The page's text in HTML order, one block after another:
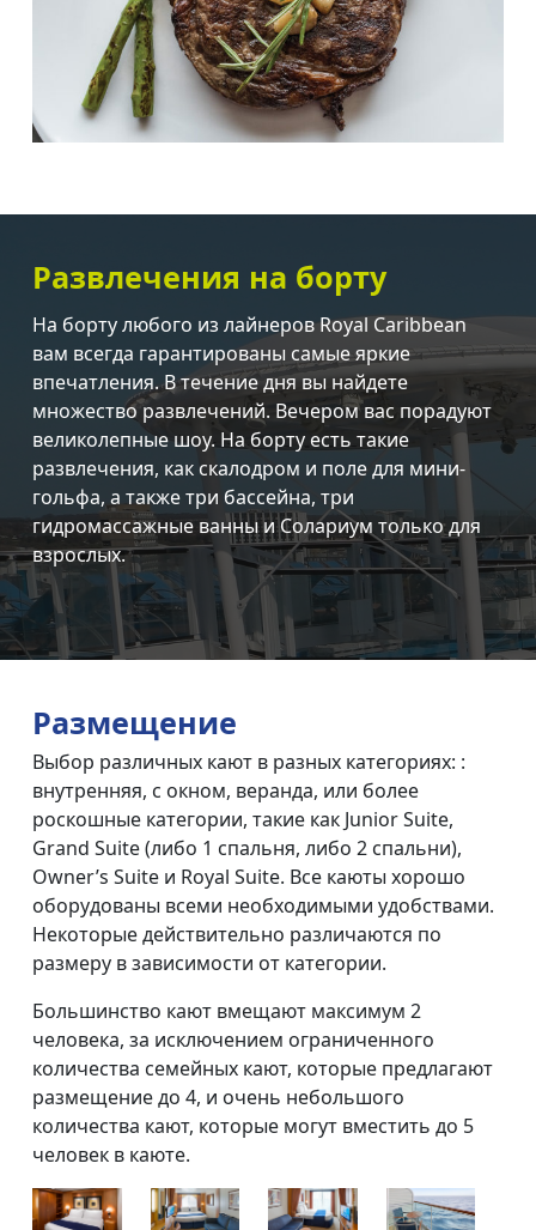
Развлечения на борту
На борту любого из лайнеров Royal Caribbean
вам всегда гарантированы самые яркие
впечатления. В течение дня вы найдете
множество развлечений. Вечером вас порадуют
великолепные шоу. На борту есть такие
развлечения, как скалодром и поле для мини-
гольфа, а также три бассейна, три
гидромассажные ванны и Солариум только для
взрослых.
Размещение
Выбор различных кают в разных категориях: :
внутренняя, с окном, веранда, или более
роскошные категории, такие как Junior Suite,
Grand Suite (либо 1 спальня, либо 2 спальни),
Owner’s Suite и Royal Suite. Все каюты хорошо
оборудованы всеми необходимыми удобствами.
Некоторые действительно различаются по
размеру в зависимости от категории.
Большинство кают вмещают максимум 2
человека, за исключением ограниченного
количества семейных кают, которые предлагают
размещение до 4, и очень небольшого
количества кают, которые могут вместить до 5
человек в каюте.